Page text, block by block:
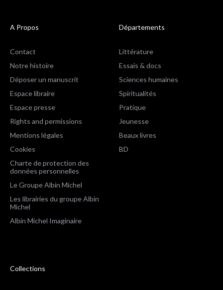
A Propos
Contact
Notre histoire
Déposer un manuscrit
Espace libraire
Espace presse
Rights and permissions
Mentions légales
Cookies
Charte de protection des
données personnelles
Le Groupe Albin Michel
Les librairies du groupe Albin
Michel
Albin Michel Imaginaire
Départements
Littérature
Essais & docs
Sciences humaines
Spiritualités
Pratique
Jeunesse
Beaux livres
BD
Collections